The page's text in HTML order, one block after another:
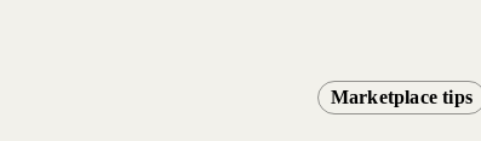
Marketplace tips